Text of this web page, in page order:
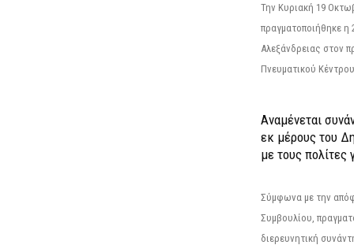
Την Κυριακή 19
πραγματοποιήθηκε η
Αλεξάνδρειας στον
Πνευματικού
Αναμένεται
εκ μέρους του
με τους πολίτες
Σύμφωνα με την
Συμβουλίου,
διερευνητική